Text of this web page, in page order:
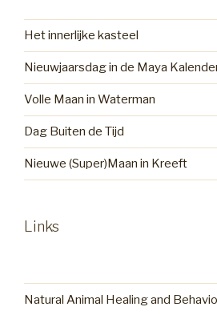
Het innerlijke kasteel
Nieuwjaarsdag in de Maya
Volle Maan in Waterman
Dag Buiten de Tijd
Nieuwe (Super)Maan in Kreeft
Links
Natural Animal Healing and